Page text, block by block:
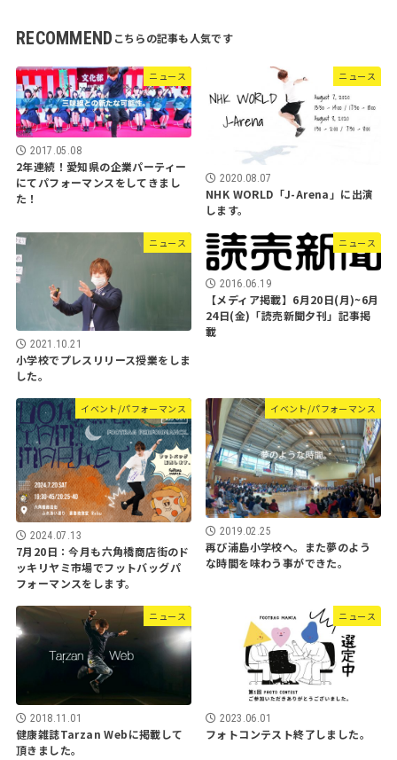
RECOMMEND
ニュース
2017.05.08
2年連続！愛知県の企業パーティー
にてパフォーマンスをしてきまし
た！
ニュース
2020.08.07
NHK WORLD「J-Arena」に出演
します。
ニュース
2021.10.21
小学校でプレスリリース授業をしま
した。
ニュース
2016.06.19
【メディア掲載】6月20日(月)~6月
24日(金)「読売新聞夕刊」記事掲
載
イベント/パフォーマンス
2024.07.13
7月20日：今月も六角橋商店街のド
ッキリヤミ市場でフットバッグパ
フォーマンスをします。
イベント/パフォーマンス
2019.02.25
再び浦島小学校へ。また夢のよう
な時間を味わう事ができた。
ニュース
2018.11.01
健康雑誌Tarzan Webに掲載して
頂きました。
ニュース
2023.06.01
フォトコンテスト終了しました。